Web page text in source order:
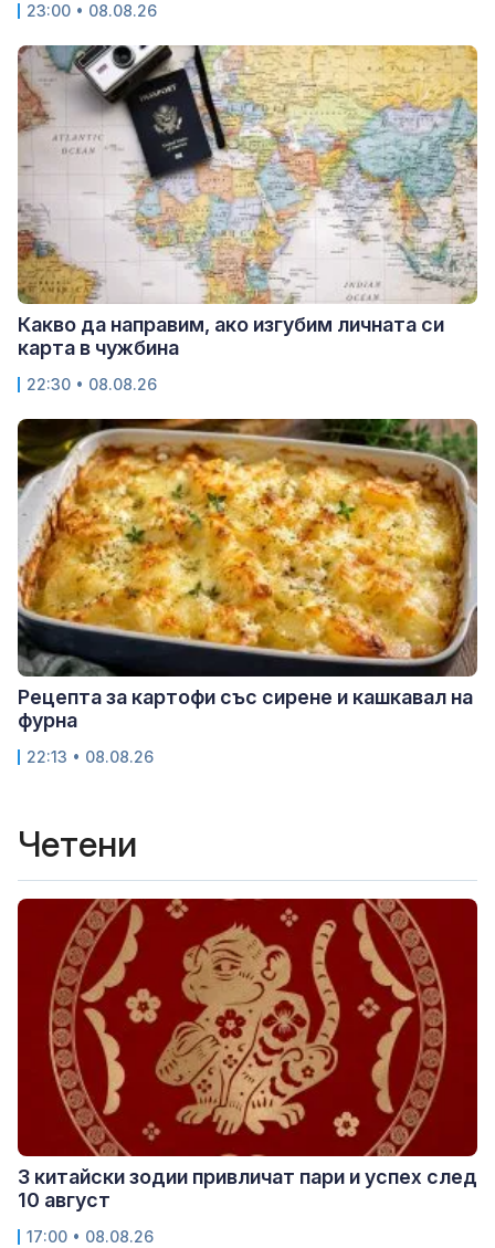
23:00 • 08.08.26
Какво да направим, ако изгубим личната си
карта в чужбина
22:30 • 08.08.26
Рецепта за картофи със сирене и кашкавал на
фурна
22:13 • 08.08.26
Четени
3 китайски зодии привличат пари и успех след
10 август
17:00 • 08.08.26